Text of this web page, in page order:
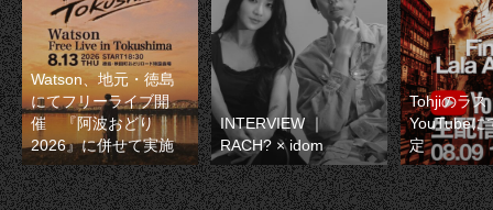
Watson、地元・徳島
にてフリーライブ開
催 『阿波おどり
2026』に併せて実施
INTERVIEW ｜
RACH? × idom
Tohjiのラス
YouTubeに
定